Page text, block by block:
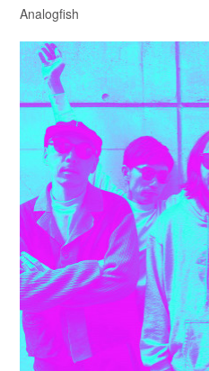
Analogfish